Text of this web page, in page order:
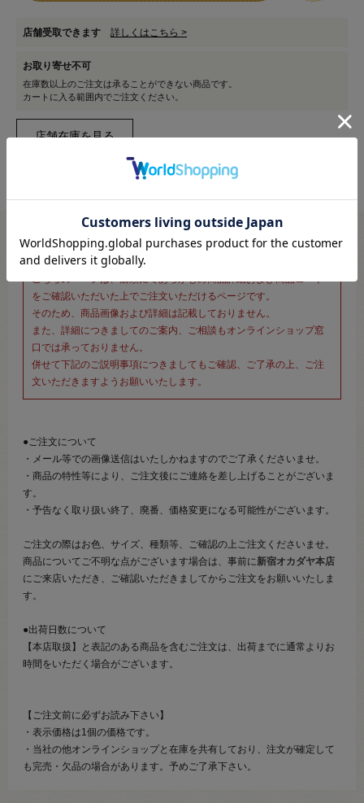
店舗受取できます 詳しくはこちら >
お取り寄せ不可
在庫数以上のご注文は承ることができない商品です。
カートに入る範囲内でご注文ください。
※新宿オカダヤ本店お取り扱い商品のご注文専用ページです※
こちらのページは、店頭にてあらかじめ商品詳細および商品コード
をご確認いただいた上でご注文いただけるページです。
そのため、商品画像および詳細は記載しておりません。
また、詳細につきましてのご案内、ご相談もオンラインショップ窓
口では承っておりません。
併せて下記のご説明事項につきましてもご確認、ご了承の上、ご注
文いただきますようお願いいたします。
●ご注文について
・メール等での画像送信はいたしかねますのでご了承くださいませ。
・商品の特性等により、ご注文後にご連絡を差し上げることがございま
す。
・予告なく取り扱い終了、廃番、価格変更になる可能性がございます。
ご注文の際はお色、サイズ、種類等、ご確認の上ご注文くださいませ。
商品についてご不明な点がございます場合は、事前に新宿オカダヤ本店
にご来店いただき、ご確認いただきましてからご注文をお願いいたしま
す。
●出荷日数について
【本店取扱】と表記のある商品を含むご注文は、出荷までに通常よりお
時間をいただく場合がございます。
【ご注文前に必ずお読み下さい】
・表示価格は1個の価格です。
・当社の他オンラインショップと在庫を共有しており、注文が確定して
も完売・欠品の場合があります。予めご了承下さい。